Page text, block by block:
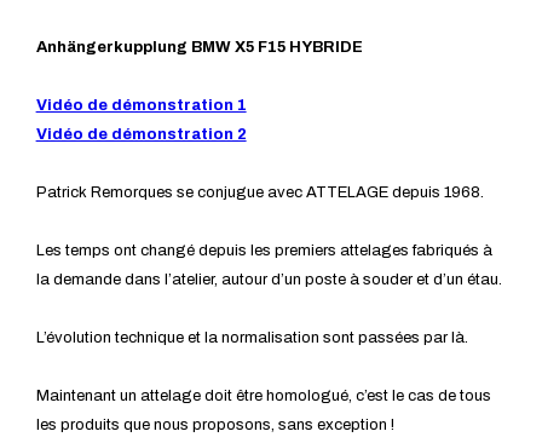
Anhängerkupplung BMW X5 F15 HYBRIDE
Vidéo de démonstration 1
Vidéo de démonstration 2
Patrick Remorques se conjugue avec ATTELAGE depuis 1968.
Les temps ont changé depuis les premiers attelages fabriqués à
la demande dans l’atelier, autour d’un poste à souder et d’un étau.
L’évolution technique et la normalisation sont passées par là.
Maintenant un attelage doit être homologué, c’est le cas de tous
les produits que nous proposons, sans exception !